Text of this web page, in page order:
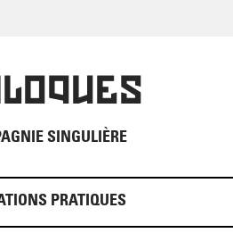
SINGULIÈRE
PRATIQUES